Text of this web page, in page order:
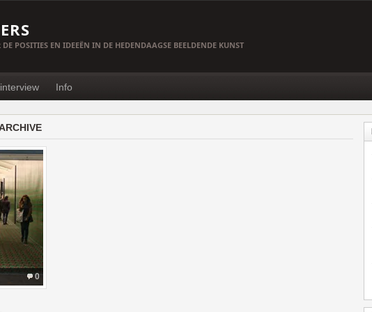
POSITIES EN IDEEËN IN DE HEDENDAAGSE BEELDENDE KUNST
interview Info
0